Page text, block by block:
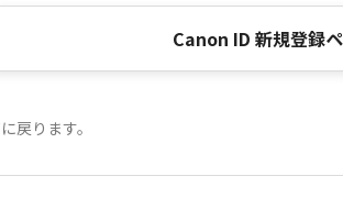
Canon ID 新規登録
戻ります。